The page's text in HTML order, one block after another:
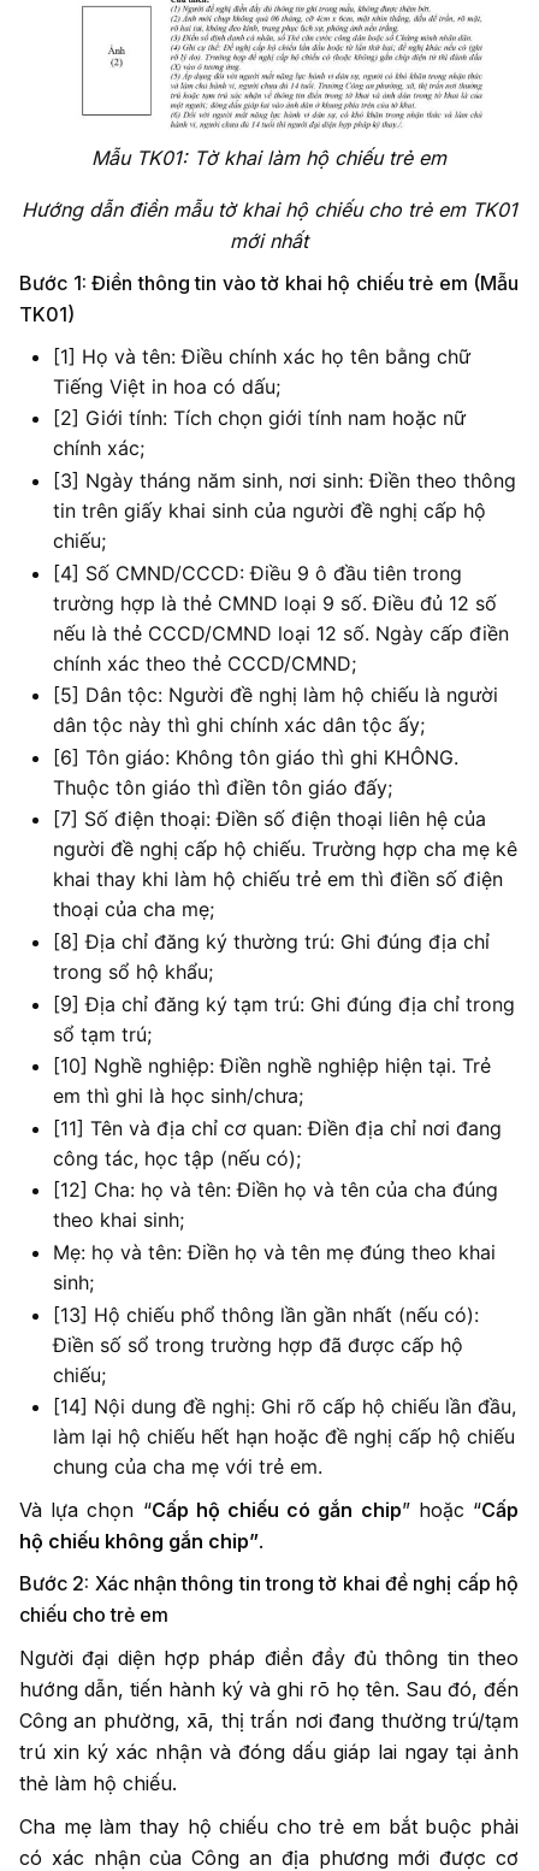
Mẫu TK01: Tờ khai làm hộ chiếu trẻ em
Hướng dẫn điền mẫu tờ khai hộ chiếu cho trẻ em TK01
mới nhất
Bước 1: Điền thông tin vào tờ khai hộ chiếu trẻ em (Mẫu
TK01)
[1] Họ và tên: Điều chính xác họ tên bằng chữ
Tiếng Việt in hoa có dấu;
[2] Giới tính: Tích chọn giới tính nam hoặc nữ
chính xác;
[3] Ngày tháng năm sinh, nơi sinh: Điền theo thông
tin trên giấy khai sinh của người đề nghị cấp hộ
chiếu;
[4] Số CMND/CCCD: Điều 9 ô đầu tiên trong
trường hợp là thẻ CMND loại 9 số. Điều đủ 12 số
nếu là thẻ CCCD/CMND loại 12 số. Ngày cấp điền
chính xác theo thẻ CCCD/CMND;
[5] Dân tộc: Người đề nghị làm hộ chiếu là người
dân tộc này thì ghi chính xác dân tộc ấy;
[6] Tôn giáo: Không tôn giáo thì ghi KHÔNG.
Thuộc tôn giáo thì điền tôn giáo đấy;
[7] Số điện thoại: Điền số điện thoại liên hệ của
người đề nghị cấp hộ chiếu. Trường hợp cha mẹ kê
khai thay khi làm hộ chiếu trẻ em thì điền số điện
thoại của cha mẹ;
[8] Địa chỉ đăng ký thường trú: Ghi đúng địa chỉ
trong sổ hộ khẩu;
[9] Địa chỉ đăng ký tạm trú: Ghi đúng địa chỉ trong
sổ tạm trú;
[10] Nghề nghiệp: Điền nghề nghiệp hiện tại. Trẻ
em thì ghi là học sinh/chưa;
[11] Tên và địa chỉ cơ quan: Điền địa chỉ nơi đang
công tác, học tập (nếu có);
[12] Cha: họ và tên: Điền họ và tên của cha đúng
theo khai sinh;
Mẹ: họ và tên: Điền họ và tên mẹ đúng theo khai
sinh;
[13] Hộ chiếu phổ thông lần gần nhất (nếu có):
Điền số sổ trong trường hợp đã được cấp hộ
chiếu;
[14] Nội dung đề nghị: Ghi rõ cấp hộ chiếu lần đầu,
làm lại hộ chiếu hết hạn hoặc đề nghị cấp hộ chiếu
chung của cha mẹ với trẻ em.
Và lựa chọn “Cấp hộ chiếu có gắn chip” hoặc “Cấp
hộ chiếu không gắn chip”.
Bước 2: Xác nhận thông tin trong tờ khai đề nghị cấp hộ
chiếu cho trẻ em
Người đại diện hợp pháp điền đầy đủ thông tin theo
hướng dẫn, tiến hành ký và ghi rõ họ tên. Sau đó, đến
Công an phường, xã, thị trấn nơi đang thường trú/tạm
trú xin ký xác nhận và đóng dấu giáp lai ngay tại ảnh
thẻ làm hộ chiếu.
Cha mẹ làm thay hộ chiếu cho trẻ em bắt buộc phải
có xác nhận của Công an địa phương mới được cơ